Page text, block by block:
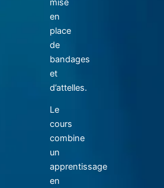
mise
en
place
de
bandages
et
d’attelles.
Le
cours
combine
un
apprentissage
en